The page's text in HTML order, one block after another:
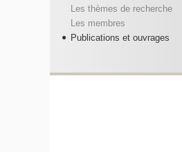
Les thèmes de recherche
Les membres
Publications et ouvrages